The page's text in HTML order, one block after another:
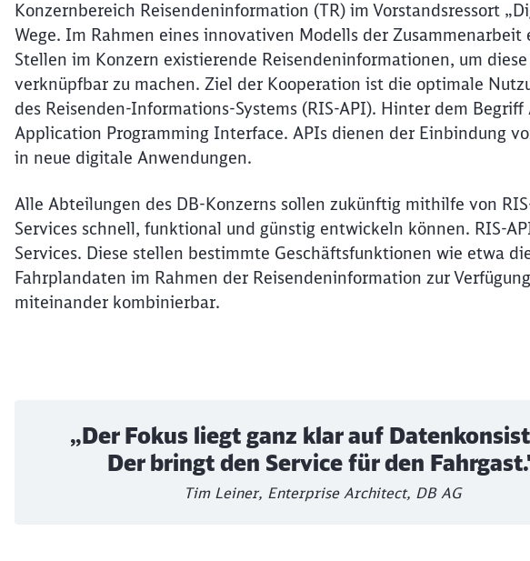
Konzernbereich Reisendeninformation (TR) im Vorstandsressort
Wege. Im Rahmen eines innovativen Modells der
Stellen im Konzern existierende Reisendeninformationen, um
verknüpfbar zu machen. Ziel der Kooperation ist die optimale
des Reisenden-Informations-Systems (RIS-API). Hinter dem
Application Programming Interface. APIs dienen der Einbindung
in neue digitale Anwendungen.
Alle Abteilungen des DB-Konzerns sollen zukünftig mithilfe von
Services schnell, funktional und günstig entwickeln können. RIS-
Services. Diese stellen bestimmte Geschäftsfunktionen wie etwa
Fahrplandaten im Rahmen der Reisendeninformation zur
miteinander kombinierbar.
„Der Fokus liegt ganz klar auf
Der bringt den Service für den
Tim Leiner, Enterprise Architect, DB AG